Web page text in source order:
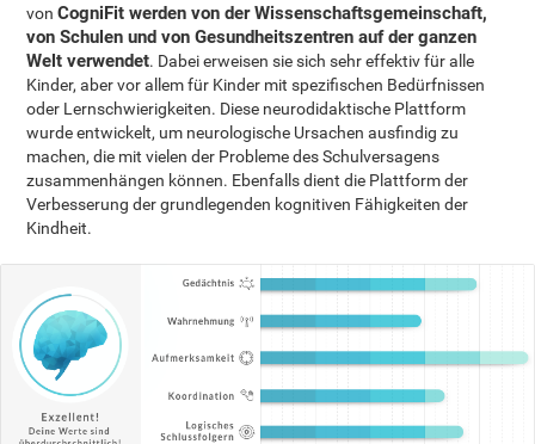
vonCogniFit werden von der Wissenschaftsgemeinschaft,
von Schulen und von Gesundheitszentren auf der ganzen
Welt verwendet. Dabei erweisen sie sich sehr effektiv für alle
Kinder, aber vor allem für Kinder mit spezifischen Bedürfnissen
oder Lernschwierigkeiten. Diese neurodidaktische Plattform
wurde entwickelt, um neurologische Ursachen ausfindig zu
machen, die mit vielen der Probleme des Schulversagens
zusammenhängen können. Ebenfalls dient die Plattform der
Verbesserung der grundlegenden kognitiven Fähigkeiten der
Kindheit.